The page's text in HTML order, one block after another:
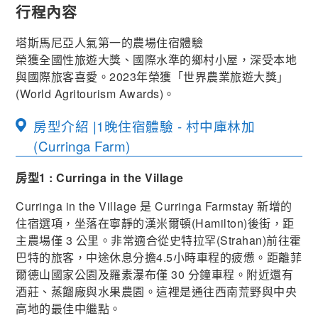
行程內容
塔斯馬尼亞人氣第一的農場住宿體驗
榮獲全國性旅遊大獎、國際水準的鄉村小屋，深受本地
與國際旅客喜愛。2023年榮獲「世界農業旅遊大獎」
(World Agritourism Awards)。
房型介紹 |1晚住宿體驗 - 村中庫林加
(Curringa Farm)
房型1 : Curringa in the Village
Curringa in the Village 是 Curringa Farmstay 新增的
住宿選項，坐落在寧靜的漢米爾頓(Hamilton)後街，距
主農場僅 3 公里。非常適合從史特拉罕(Strahan)前往霍
巴特的旅客，中途休息分擔4.5小時車程的疲憊。距離菲
爾德山國家公園及羅素瀑布僅 30 分鐘車程。附近還有
酒莊、蒸餾廠與水果農園。這裡是通往西南荒野與中央
高地的最佳中繼點。